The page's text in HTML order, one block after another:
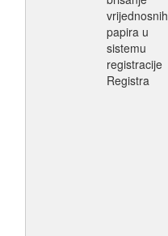
vrijednosnih
papira u
sistemu
registracije
Registra